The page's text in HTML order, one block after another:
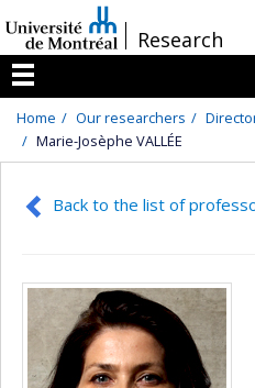
au
contenu
/Research
Menu
Home Our researchers
Marie-Josèphe VALLÉE
Back to the list of